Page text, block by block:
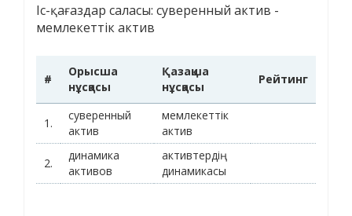
Іс-қағаздар саласы: суверенный актив -
мемлекеттік актив
#
Орысша
нұсқасы
Қазақша
нұсқасы
Рейтинг
1.
суверенный
актив
мемлекеттік
актив
2.
динамика
активов
активтердің
динамикасы